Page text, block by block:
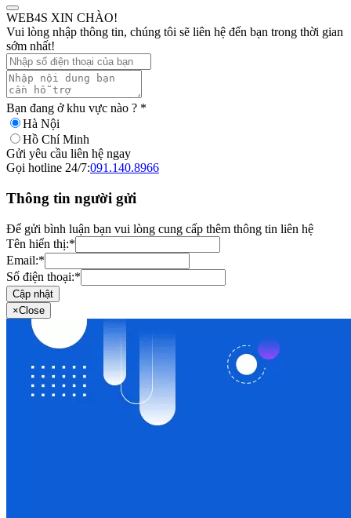
WEB4S XIN CHÀO!
Vui lòng nhập thông tin, chúng tôi sẽ liên hệ đến bạn trong thời gian
sớm nhất!
Bạn đang ở khu vực nào ? *
Hà Nội
Hồ Chí Minh
Gửi yêu cầu liên hệ ngay
Gọi hotline 24/7:091.140.8966
Thông tin người gửi
Để gửi bình luận bạn vui lòng cung cấp thêm thông tin liên hệ
Tên hiển thị:*
Email:*
Số điện thoại:*
Cập nhật
×Close